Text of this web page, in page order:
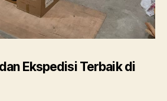
Ekspedisi Terbaik di